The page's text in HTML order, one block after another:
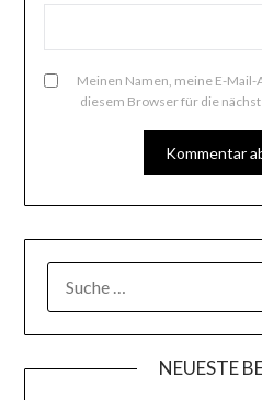
Meinen Namen, meine E-
diesem Browser für die
NACH:
NEUESTE